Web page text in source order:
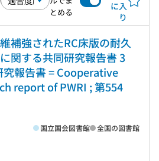
とめる
に入
り
補強されたRC床版の耐久
関する共同研究報告書 3
究報告書 = Cooperative
report of PWRI ; 第554
国立国会図書館 全国の図書館